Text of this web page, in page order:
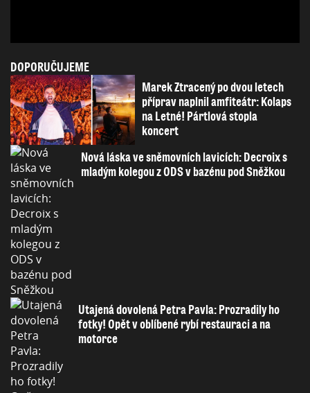
DOPORUČUJEME
Marek Ztracený po dvou letech
příprav naplnil amfiteátr: Kolaps
na Letné! Pártlová stopla
koncert
Nová láska ve sněmovních lavicích: Decroix s
mladým kolegou z ODS v bazénu pod Sněžkou
Utajená dovolená Petra Pavla: Prozradily ho
fotky! Opět v oblíbené rybí restauraci a na
motorce